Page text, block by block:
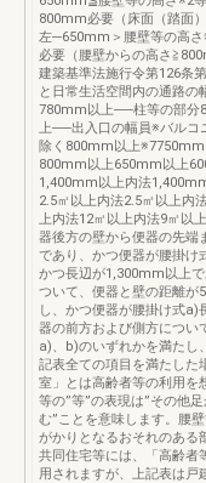
800mm必要（床面（踏面
左─650mm＞腰壁等の高さ
必要（腰壁からの高さ
建築基準法施行令第126条
と日常生活空間内の通路
780mm以上──柱等の部分
上──出入口の幅員※バルコ
除く800mm以上
800mm以上650mm以上
1,400mm以上内法
2.5㎡以上内法2.5㎡以上内
上内法12㎡以上内法9㎡以
器後方の壁から便器の先端
であり、かつ便器が腰掛け
かつ長辺が1,300mm以上
ついて、便器と壁の距離
し、かつ便器が腰掛け式
器の前方および側方につい
a)、b)のいずれかを満たし
記表全ての項目を満たした
室」とは高齢者等の利用を
等の”等”の表現は”その他
む”ことを意味します。腰
がかりとなるおそれのある
共同住宅等には、「高齢者
用されますが、上記表は戸